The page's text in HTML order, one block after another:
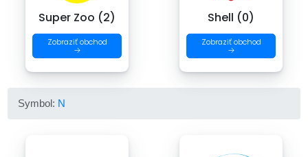
Super Zoo (2)
Zobraziť obchod
→
Shell (0)
Zobraziť obchod
→
Symbol: N